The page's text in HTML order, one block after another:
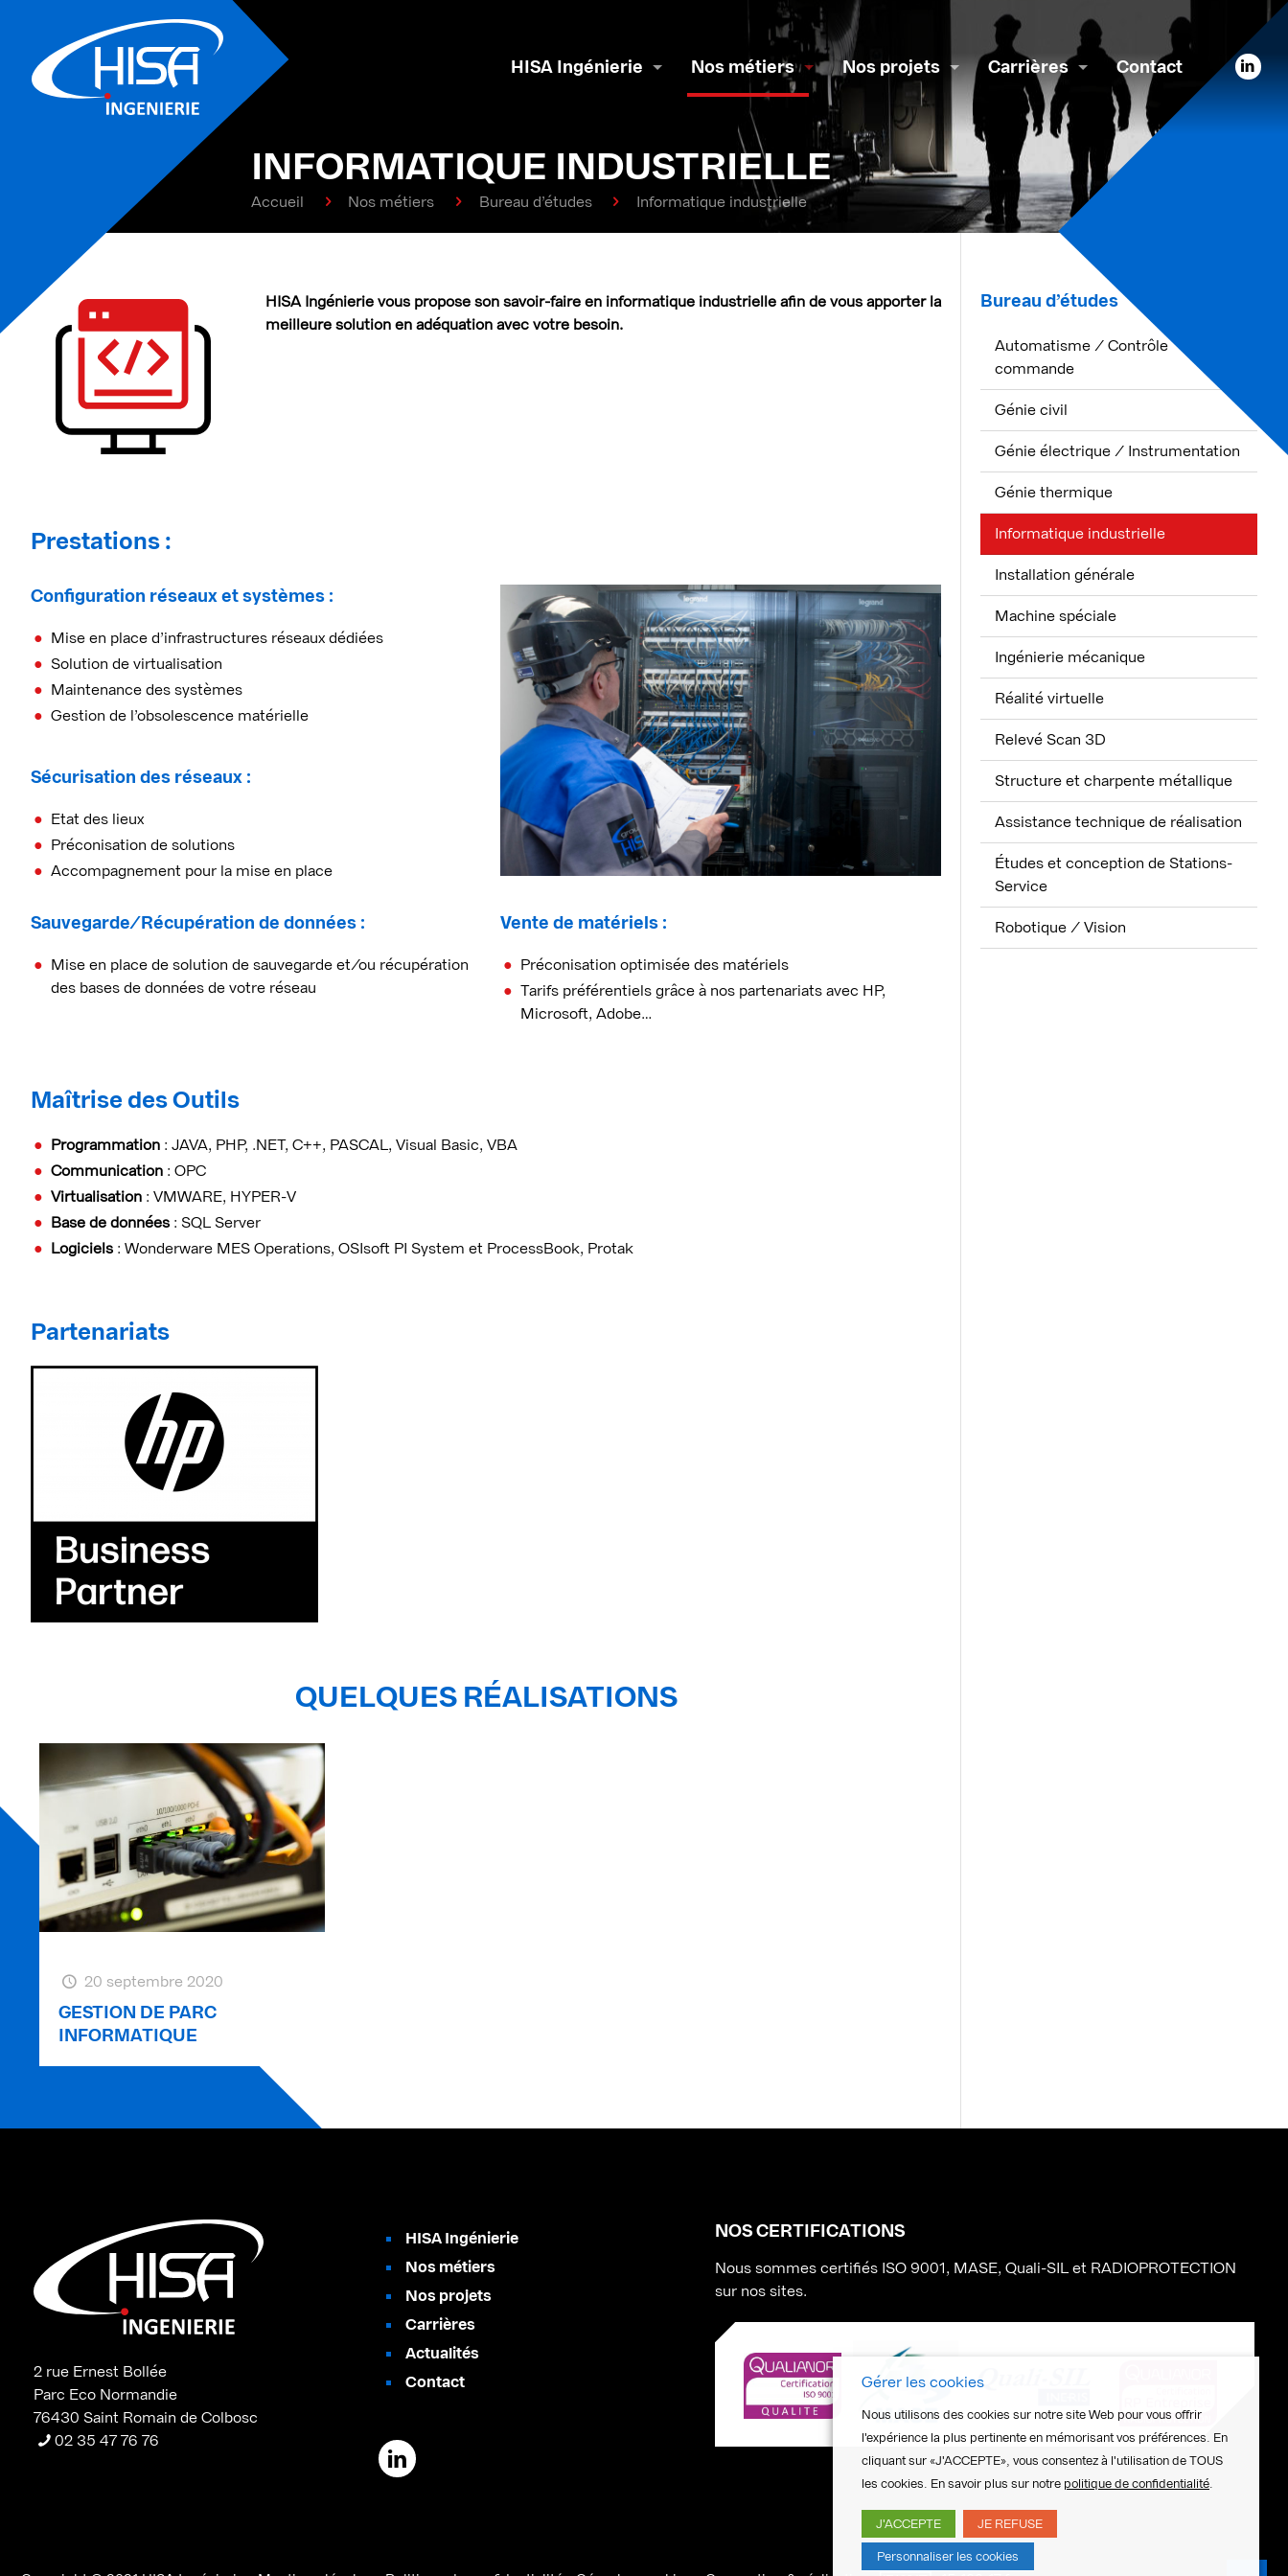
HISA Ingénierie Nos métiers Nos projets Carrières Contact
INFORMATIQUE INDUSTRIELLE
Accueil Nos métiers Bureau d’études Informatique industrielle
HISA Ingénierie vous propose son savoir-faire en informatique industrielle afin de vous apporter la
meilleure solution en adéquation avec votre besoin.
Prestations :
Configuration réseaux et systèmes :
Mise en place d’infrastructures réseaux dédiées
Solution de virtualisation
Maintenance des systèmes
Gestion de l’obsolescence matérielle
Sécurisation des réseaux :
Etat des lieux
Préconisation de solutions
Accompagnement pour la mise en place
Sauvegarde/Récupération de données :
Mise en place de solution de sauvegarde et/ou récupération
des bases de données de votre réseau
Vente de matériels :
Préconisation optimisée des matériels
Tarifs préférentiels grâce à nos partenariats avec HP,
Microsoft, Adobe…
Maîtrise des Outils
Programmation: JAVA, PHP, .NET, C++, PASCAL, Visual Basic, VBA
Communication: OPC
Virtualisation: VMWARE, HYPER-V
Base de données: SQL Server
Logiciels: Wonderware MES Operations, OSIsoft PI System et ProcessBook, Protak
Partenariats
QUELQUES RÉALISATIONS
20 septembre 2020
GESTION DE PARC
INFORMATIQUE
Bureau d’études
Automatisme / Contrôle
commande
Génie civil
Génie électrique / Instrumentation
Génie thermique
Informatique industrielle
Installation générale
Machine spéciale
Ingénierie mécanique
Réalité virtuelle
Relevé Scan 3D
Structure et charpente métallique
Assistance technique de réalisation
Études et conception de Stations-
Service
Robotique / Vision
2 rue Ernest Bollée
Parc Eco Normandie
76430 Saint Romain de Colbosc
02 35 47 76 76
HISA Ingénierie
Nos métiers
Nos projets
Carrières
Actualités
Contact
NOS CERTIFICATIONS
Nous sommes certifiés ISO 9001, MASE, Quali-SIL et RADIOPROTECTION
sur nos sites.
Gérer les cookies
Nous utilisons des cookies sur notre site Web pour vous offrir
l'expérience la plus pertinente en mémorisant vos préférences. En
cliquant sur «J'ACCEPTE», vous consentez à l'utilisation de TOUS
les cookies. En savoir plus sur notre politique de confidentialité.
J'ACCEPTE
JE REFUSE
Personnaliser les cookies